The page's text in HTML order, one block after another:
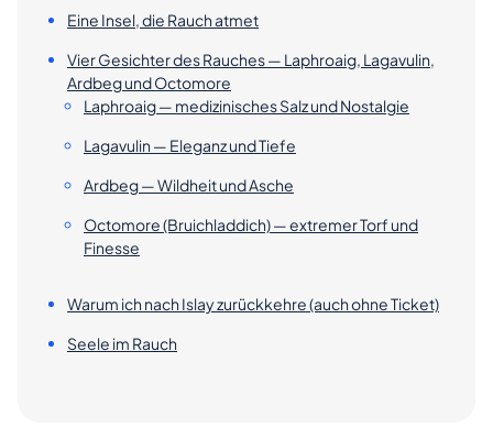
Eine Insel, die Rauch atmet
Vier Gesichter des Rauches — Laphroaig, Lagavulin,
Ardbeg und Octomore
Laphroaig — medizinisches Salz und Nostalgie
Lagavulin — Eleganz und Tiefe
Ardbeg — Wildheit und Asche
Octomore (Bruichladdich) — extremer Torf und
Finesse
Warum ich nach Islay zurückkehre (auch ohne Ticket)
Seele im Rauch